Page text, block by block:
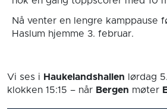
Nå venter en lengre kamppause
Haslum hjemme 3. februar.
Vi ses i Haukelandshallen lørdag
klokken 15:15 – når Bergen møter